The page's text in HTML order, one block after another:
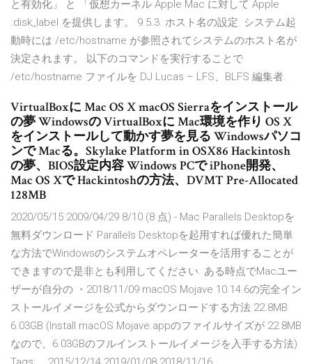
と有効化」 と 「仮想カーネル Apple Mac に対して Apple
.disk_label を提供します。 9.5.3. ホスト名の設定. システム起
動時には /etc/hostname が参照されてシステムのホスト名が
決定されます。 以下のコマンドを実行することで
/etc/hostname ファイルを DJ Lucas – LFS、BLFS 編集者.
VirtualBoxに Mac OS X macOS Sierraをインストール
の夢 Windowsの VirtualBoxに Mac環境を作り OS X
をインストールして動かす夢を見る Windowsパソコ
ンで Macる。Skylake Platform in OSX86 Hackintosh
の夢、BIOS設定内容 Windows PCで iPhone開発、
Mac OS Xで Hackintoshの方法、DVMT Pre-Allocated
128MB
2020/05/15 2009/04/29 8/10 (8 点) - Mac Parallels Desktopを
無料ダウンロード Parallels Desktopを起用すれば優れた簡単
な方法でWindowsのシステムオペレーターを活用することが
できますので是非とも利用してください. ある時点でMacユー
ザーが自分の ・2018/11/09 macOS Mojave 10.14.6の完全イン
ストールイメージを公式からダウンロードする方法 22.8MB
6.03GB (Install macOS Mojave.appのファイルサイズが 22.8MB
なので、6.03GBのフルインストールイメージを入手する方法)